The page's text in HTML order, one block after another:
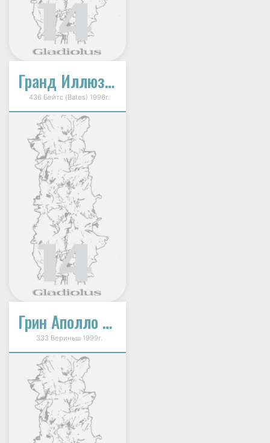
Гранд Иллюзион
436 Бейтс (Bates) 1996г.
Грин Аполло (Green Apollo)
333 Вериньш 1999г.